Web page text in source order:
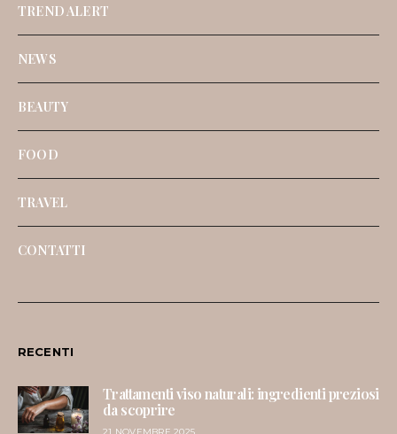
TREND ALERT
NEWS
BEAUTY
FOOD
TRAVEL
CONTATTI
RECENTI
Trattamenti viso naturali: ingredienti preziosi
da scoprire
21 NOVEMBRE 2025